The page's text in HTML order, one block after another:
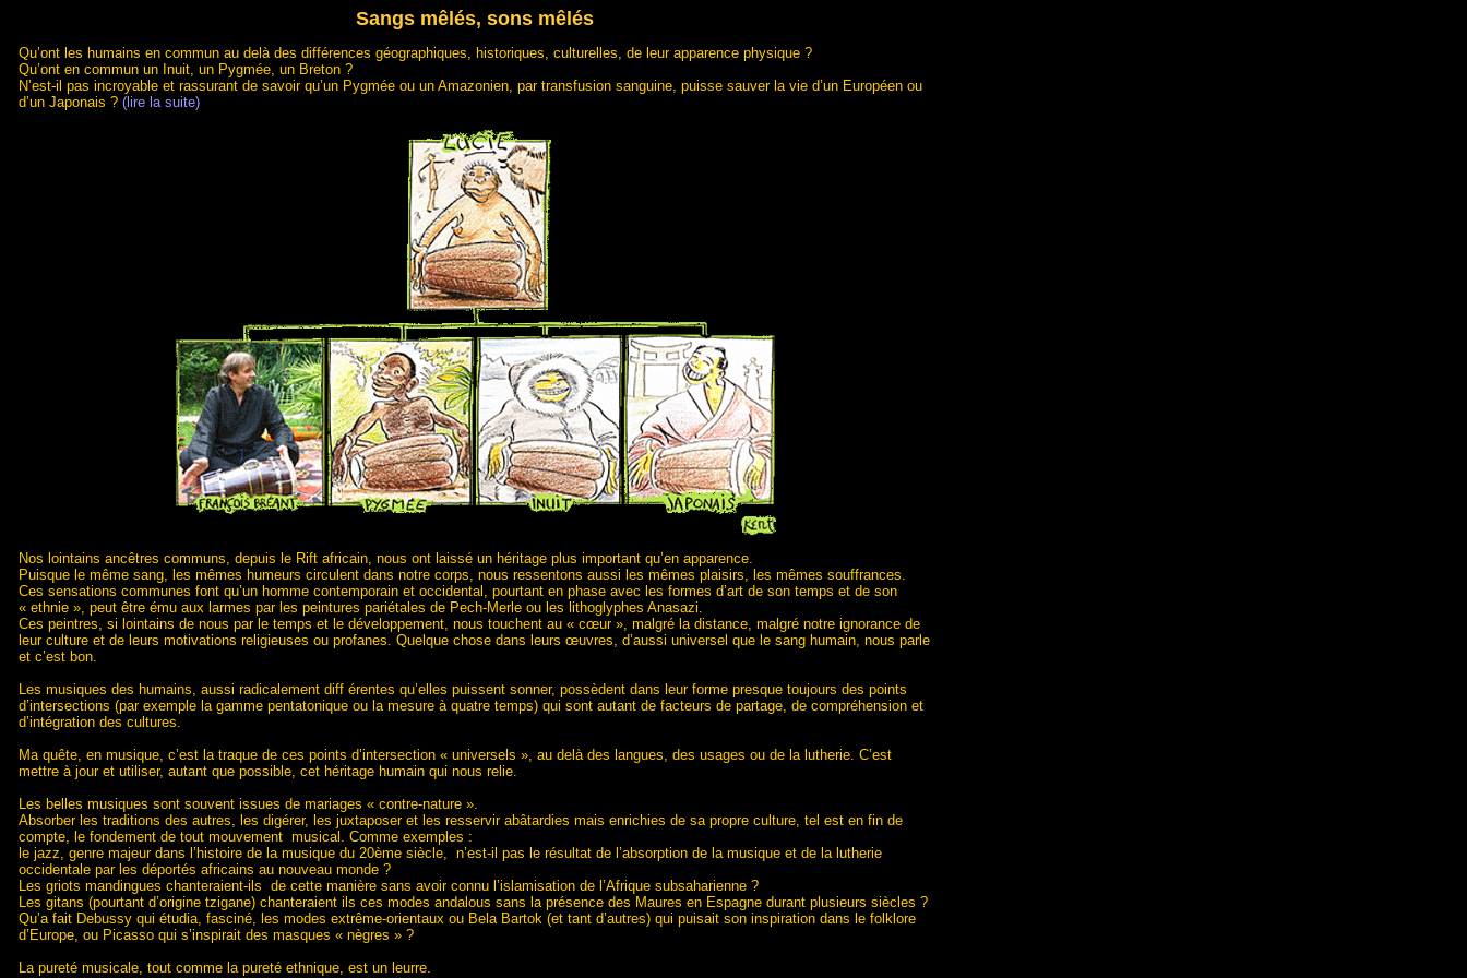
Sangs mêlés, sons mêlés
Qu’ont les humains en commun au delà des différences géographiques, historiques, culturelles, de leur apparence physique ?
Qu’ont en commun un Inuit, un Pygmée, un Breton ?
N’est-il pas incroyable et rassurant de savoir qu’un Pygmée ou un Amazonien, par transfusion sanguine, puisse sauver la vie d’un Européen ou
d’un Japonais ? (lire la suite)
Nos lointains ancêtres communs, depuis le Rift africain, nous ont laissé un héritage plus important qu’en apparence.
Puisque le même sang, les mêmes humeurs circulent dans notre corps, nous ressentons aussi les mêmes plaisirs, les mêmes souffrances.
Ces sensations communes font qu’un homme contemporain et occidental, pourtant en phase avec les formes d’art de son temps et de son
« ethnie », peut être ému aux larmes par les peintures pariétales de Pech-Merle ou les lithoglyphes Anasazi.
Ces peintres, si lointains de nous par le temps et le développement, nous touchent au « cœur », malgré la distance, malgré notre ignorance de
leur culture et de leurs motivations religieuses ou profanes. Quelque chose dans leurs œuvres, d’aussi universel que le sang humain, nous parle
et c’est bon.
Les musiques des humains, aussi radicalement diff érentes qu’elles puissent sonner, possèdent dans leur forme presque toujours des points
d’intersections (par exemple la gamme pentatonique ou la mesure à quatre temps) qui sont autant de facteurs de partage, de compréhension et
d’intégration des cultures.
Ma quête, en musique, c’est la traque de ces points d’intersection « universels », au delà des langues, des usages ou de la lutherie. C’est
mettre à jour et utiliser, autant que possible, cet héritage humain qui nous relie.
Les belles musiques sont souvent issues de mariages « contre-nature ».
Absorber les traditions des autres, les digérer, les juxtaposer et les resservir abâtardies mais enrichies de sa propre culture, tel est en fin de
compte, le fondement de tout mouvement musical. Comme exemples :
le jazz, genre majeur dans l’histoire de la musique du 20ème siècle, n’est-il pas le résultat de l’absorption de la musique et de la lutherie
occidentale par les déportés africains au nouveau monde ?
Les griots mandingues chanteraient-ils de cette manière sans avoir connu l’islamisation de l’Afrique subsaharienne ?
Les gitans (pourtant d’origine tzigane) chanteraient ils ces modes andalous sans la présence des Maures en Espagne durant plusieurs siècles ?
Qu’a fait Debussy qui étudia, fasciné, les modes extrême-orientaux ou Bela Bartok (et tant d’autres) qui puisait son inspiration dans le folklore
d’Europe, ou Picasso qui s’inspirait des masques « nègres » ?
La pureté musicale, tout comme la pureté ethnique, est un leurre.